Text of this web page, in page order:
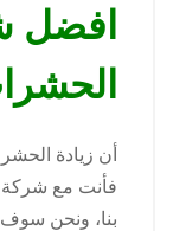
افضل
أن زيادة
فأنت مع شركة
بنا، ونحن